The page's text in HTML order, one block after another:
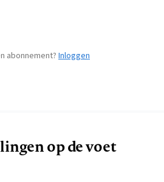
abonnement? Inloggen
op de voet